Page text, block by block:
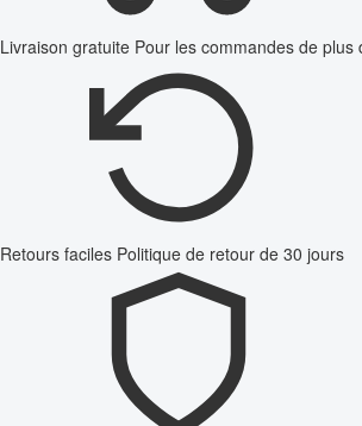
Livraison gratuite Pour les commandes de plus
Retours faciles Politique de retour de 30 jours